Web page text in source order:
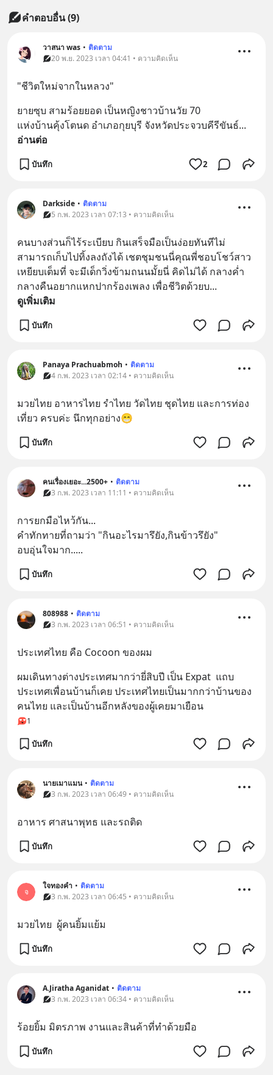
คำตอบอื่น(9)
วาสนา was • ติดตาม
20 พ.ย. 2023 เวลา 04:41 • ความคิดเห็น
"ชีวิตใหม่จากในหลวง"
ยายซุบ สามร้อยยอด เป็นหญิงชาวบ้านวัย 70
แห่งบ้านคุ้งโตนด อำเภอกุยบุรี จังหวัดประจวบคีรีขันธ์
อ่านต่อ
บันทึก 2
Darkside • ติดตาม
5 ก.พ. 2023 เวลา 07:13 • ความคิดเห็น
คนบางส่วนก็ไร้ระเบียบ กินเสร็จมือเป็นง่อยทันทีไม่
สามารถเก็บไปทิ้งลงถังได้ เชตชุมชนนี่คุณพี่ชอบโชว์สาว
เหยียบเต็มที่ จะมีเด็กวิ่งข้ามถนนมั้ยนี่ คิดไม่ได้ กลางค่ำ
กลางคืนอยากแหกปากร้องเพลง เพื่อชีวิตด้วยบ...
ดูเพิ่มเติม
บันทึก
Panaya Prachuabmoh • ติดตาม
4 ก.พ. 2023 เวลา 02:14 • ความคิดเห็น
มวยไทย อาหารไทย รำไทย วัดไทย ชุดไทย และการท่อง
เที่ยว ครบค่ะ นึกทุกอย่าง😁
บันทึก
คนเรื่องเยอะ...2500+ • ติดตาม
3 ก.พ. 2023 เวลา 11:11 • ความคิดเห็น
การยกมือไหว้กัน...
คำทักทายที่ถามว่า "กินอะไรมารึยัง,กินข้าวรึยัง"
อบอุ่นใจมาก.....
บันทึก
808988 • ติดตาม
3 ก.พ. 2023 เวลา 06:51 • ความคิดเห็น
ประเทศไทย คือ Cocoon ของผม
ผมเดินทางต่างประเทศมากว่ายี่สิบปี เป็น Expat  แถบ
ประเทศเพื่อนบ้านก็เคย ประเทศไทยเป็นมากกว่าบ้านของ
คนไทย และเป็นบ้านอีกหลังของผู้เคยมาเยือน
1
บันทึก
นายเมาแมน • ติดตาม
3 ก.พ. 2023 เวลา 06:49 • ความคิดเห็น
อาหาร ศาสนาพุทธ และรถติด
บันทึก
จ
ใจทองคำ • ติดตาม
3 ก.พ. 2023 เวลา 06:45 • ความคิดเห็น
มวยไทย  ผู้คนยิ้มแย้ม
บันทึก
A.Jiratha Aganidat • ติดตาม
3 ก.พ. 2023 เวลา 06:34 • ความคิดเห็น
ร้อยยิ้ม มิตรภาพ งานและสินค้าที่ทำด้วยมือ
บันทึก